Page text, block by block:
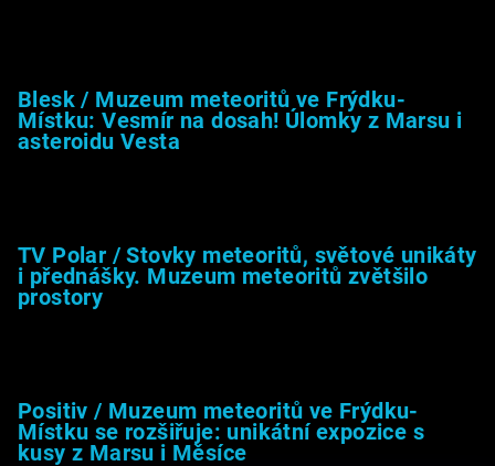
Blesk / Muzeum meteoritů ve Frýdku-
Místku: Vesmír na dosah! Úlomky z Marsu i
asteroidu Vesta
TV Polar / Stovky meteoritů, světové unikáty
i přednášky. Muzeum meteoritů zvětšilo
prostory
Positiv / Muzeum meteoritů ve Frýdku-
Místku se rozšiřuje: unikátní expozice s
kusy z Marsu i Měsíce